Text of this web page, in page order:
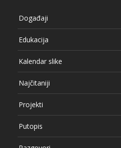
Događaji
Edukacija
Kalendar slike
Najčitaniji
Projekti
Putopis